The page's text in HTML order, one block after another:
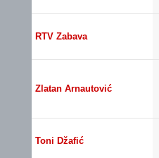
RTV Zabava
Zlatan Arnautović
Toni Džafić